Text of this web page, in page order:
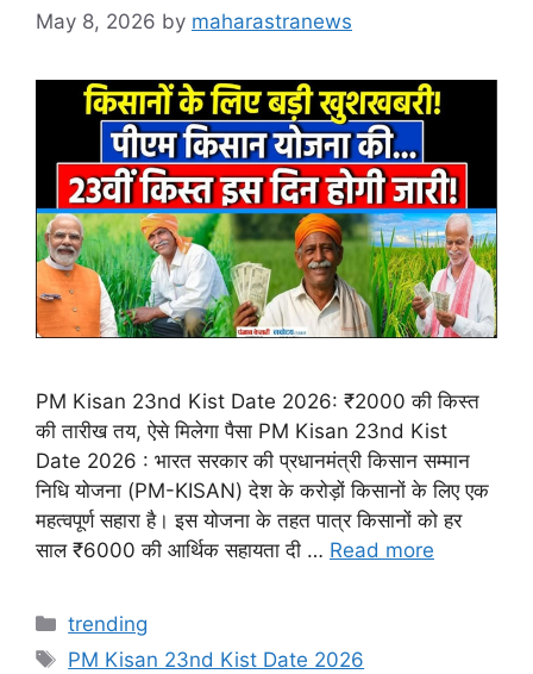
May 8, 2026 by maharastranews
PM Kisan 23nd Kist Date 2026: ₹2000 की किस्त
की तारीख तय, ऐसे मिलेगा पैसा PM Kisan 23nd Kist
Date 2026 : भारत सरकार की प्रधानमंत्री किसान सम्मान
निधि योजना (PM-KISAN) देश के करोड़ों किसानों के लिए एक
महत्वपूर्ण सहारा है। इस योजना के तहत पात्र किसानों को हर
साल ₹6000 की आर्थिक सहायता दी … Read more
Categories
trending
Tags
PM Kisan 23nd Kist Date 2026